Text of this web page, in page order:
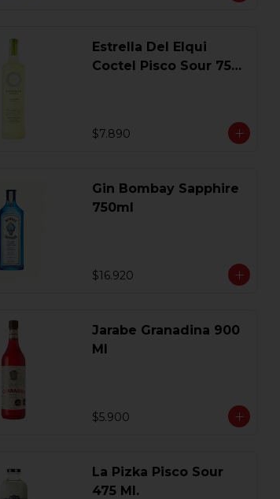
Estrella Del Elqui
Coctel Pisco Sour 750
$7.890
Gin Bombay Sapphire
750ml
$16.920
Jarabe Granadina 900
Ml
$5.900
La Pizka Pisco Sour
475 Ml.